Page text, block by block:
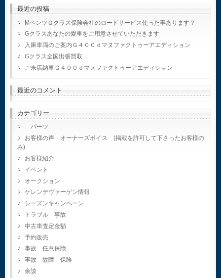
最近の投稿
MベンツＧクラス保険会社のロードサービス使った事あります？
Gクラスあなたの愛車をご用意させていただきます
入庫車両のご案内Ｇ４００ｄマヌファクトゥーアエディション
Gクラス全国出張買取
ご来店納車Ｇ４００ｄマヌファクトゥーアエディション
最近のコメント
カテゴリー
パーツ
お客様の声 オーナーズボイス (掲載を許可して下さったお客様の
み)
お客様紹介
イベント
オークション
ゲレンデヴァーゲン情報
シーズンキャンペーン
トラブル 事故
中古車査定金額
予約販売
事故 任意保険
事故 故障 保険
余談